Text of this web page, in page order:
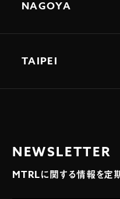
NAGOYA
TAIPEI
NEWSLETTER
MTRLに関する情報を定